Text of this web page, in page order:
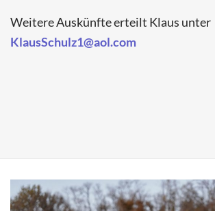
Weitere Auskünfte erteilt Klaus unter
KlausSchulz1@aol.com